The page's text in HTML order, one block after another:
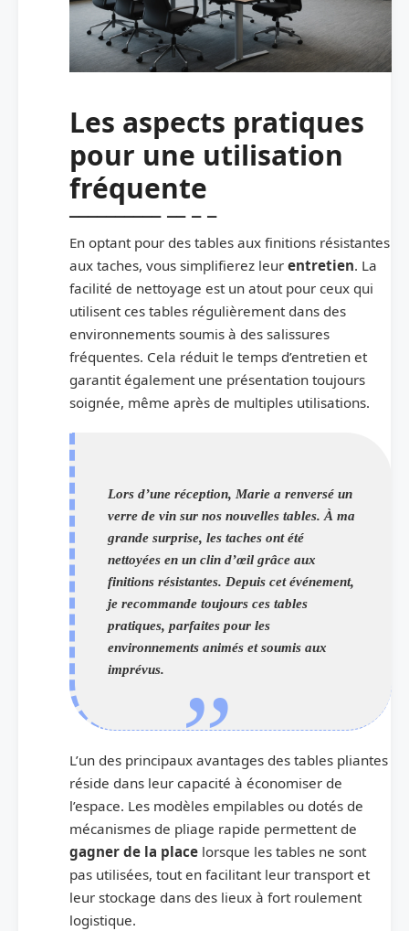
Les aspects pratiques
pour une utilisation
fréquente
En optant pour des tables aux finitions résistantes
aux taches, vous simplifierez leur entretien. La
facilité de nettoyage est un atout pour ceux qui
utilisent ces tables régulièrement dans des
environnements soumis à des salissures
fréquentes. Cela réduit le temps d’entretien et
garantit également une présentation toujours
soignée, même après de multiples utilisations.
Lors d’une réception, Marie a renversé un
verre de vin sur nos nouvelles tables. À ma
grande surprise, les taches ont été
nettoyées en un clin d’œil grâce aux
finitions résistantes. Depuis cet événement,
je recommande toujours ces tables
pratiques, parfaites pour les
environnements animés et soumis aux
imprévus.
L’un des principaux avantages des tables pliantes
réside dans leur capacité à économiser de
l’espace. Les modèles empilables ou dotés de
mécanismes de pliage rapide permettent de
gagner de la place lorsque les tables ne sont
pas utilisées, tout en facilitant leur transport et
leur stockage dans des lieux à fort roulement
logistique.